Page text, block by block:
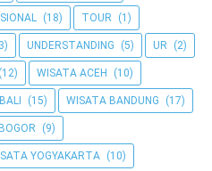
(18) TOUR (1)
UNDERSTANDING (5) UR (2)
(12) WISATA ACEH (10)
(15) WISATA BANDUNG (17)
(9)
YOGYAKARTA (10)